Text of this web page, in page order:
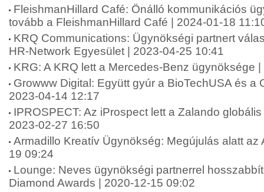
FleishmanHillard Café: Önálló kommunikációs
tovább a FleishmanHillard Café | 2024-01-18
KRQ Communications: Ügynökségi partnert
HR-Network Egyesület | 2023-04-25 10:41
KRG: A KRQ lett a Mercedes-Benz ügynöksége
Growww Digital: Együtt gyúr a BioTechUSA és a
2023-04-14 12:17
IPROSPECT: Az iProspect lett a Zalando
2023-02-27 16:50
Armadillo Kreatív Ügynökség: Megújulás alatt az
19 09:24
Lounge: Neves ügynökségi partnerrel
Diamond Awards | 2020-12-15 09:02